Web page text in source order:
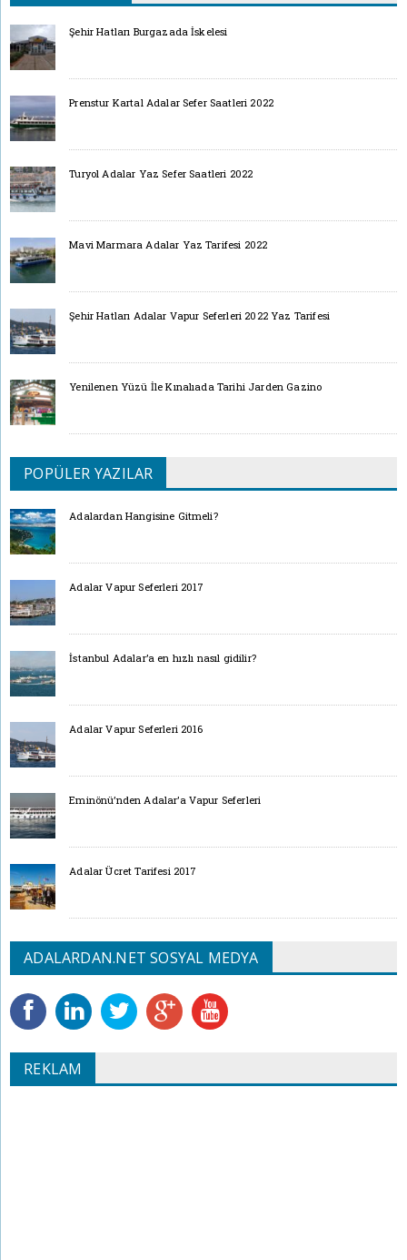
Şehir Hatları Burgazada İskelesi
Prenstur Kartal Adalar Sefer Saatleri 2022
Turyol Adalar Yaz Sefer Saatleri 2022
Mavi Marmara Adalar Yaz Tarifesi 2022
Şehir Hatları Adalar Vapur Seferleri 2022 Yaz Tarifesi
Yenilenen Yüzü İle Kınalıada Tarihi Jarden Gazino
POPÜLER YAZILAR
Adalardan Hangisine Gitmeli?
Adalar Vapur Seferleri 2017
İstanbul Adalar’a en hızlı nasıl gidilir?
Adalar Vapur Seferleri 2016
Eminönü’nden Adalar’a Vapur Seferleri
Adalar Ücret Tarifesi 2017
ADALARDAN.NET SOSYAL MEDYA
REKLAM